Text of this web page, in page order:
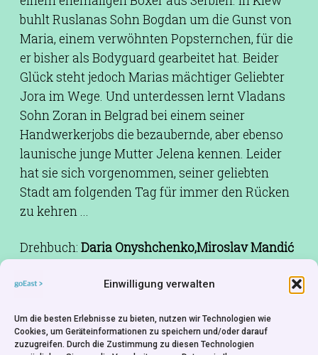
Einwilligung verwalten
Um die besten Erlebnisse zu bieten, nutzen wir Technologien wie
Cookies, um Geräteinformationen zu speichern und/oder darauf
zuzugreifen. Durch die Zustimmung zu diesen Technologien
buhlt Ruslanas Sohn Bogdan um die Gunst von
Maria, einem verwöhnten Popsternchen, für die
er bisher als Bodyguard gearbeitet hat. Beider
Glück steht jedoch Marias mächtiger Geliebter
Jora im Wege. Und unterdessen lernt Vladans
Sohn Zoran in Belgrad bei einem seiner
Handwerkerjobs die bezaubernde, aber ebenso
launische junge Mutter Jelena kennen. Leider
hat sie sich vorgenommen, seiner geliebten
Stadt am folgenden Tag für immer den Rücken
zu kehren ...
Drehbuch: Daria Onyshchenko,Miroslav Mandić
Schnitt:
Wolfgang Weigl
Kostić
Produktion:Simon Amberger,Korbinian